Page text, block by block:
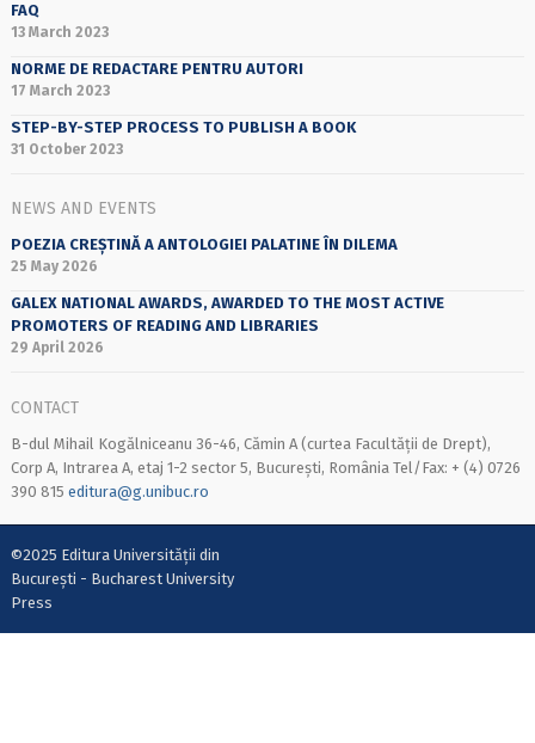
FAQ
13 March 2023
NORME DE REDACTARE PENTRU AUTORI
17 March 2023
STEP-BY-STEP PROCESS TO PUBLISH A BOOK
31 October 2023
NEWS AND EVENTS
POEZIA CREȘTINĂ A ANTOLOGIEI PALATINE ÎN DILEMA
25 May 2026
GALEX NATIONAL AWARDS, AWARDED TO THE MOST ACTIVE
PROMOTERS OF READING AND LIBRARIES
29 April 2026
CONTACT
B-dul Mihail Kogălniceanu 36-46, Cămin A (curtea Facultății de Drept),
Corp A, Intrarea A, etaj 1-2 sector 5, București, România Tel/Fax: + (4) 0726
390 815 editura@g.unibuc.ro
©2025 Editura Universității din
București - Bucharest University
Press